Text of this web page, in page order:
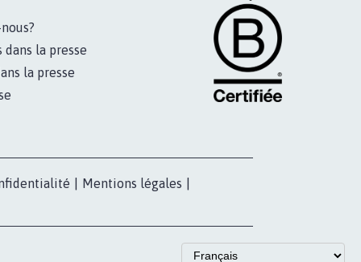
dans la presse
la presse
Mentions légales